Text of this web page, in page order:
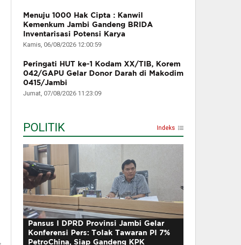
Menuju 1000 Hak Cipta : Kanwil
Kemenkum Jambi Gandeng BRIDA
Inventarisasi Potensi Karya
Kamis, 06/08/2026 12:00:59
Peringati HUT ke-1 Kodam XX/TIB, Korem
042/GAPU Gelar Donor Darah di Makodim
0415/Jambi
Jumat, 07/08/2026 11:23:09
POLITIK Indeks
Pansus I DPRD Provinsi Jambi Gelar
Konferensi Pers: Tolak Tawaran PI 7%
PetroChina, Siap Gandeng KPK